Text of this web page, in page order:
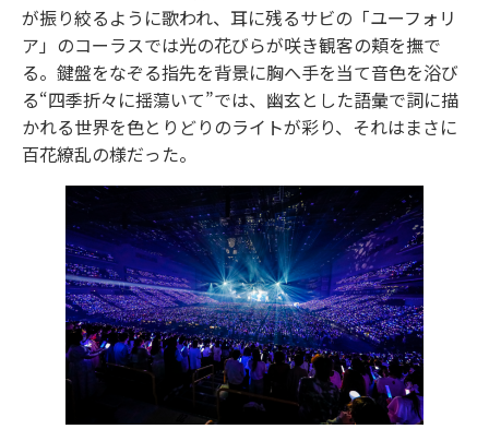
が振り絞るように歌われ、耳に残るサビの「ユーフォリ
ア」のコーラスでは光の花びらが咲き観客の頬を撫で
る。鍵盤をなぞる指先を背景に胸へ手を当て音色を浴び
る“四季折々に揺蕩いて”では、幽玄とした語彙で詞に描
かれる世界を色とりどりのライトが彩り、それはまさに
百花繚乱の様だった。